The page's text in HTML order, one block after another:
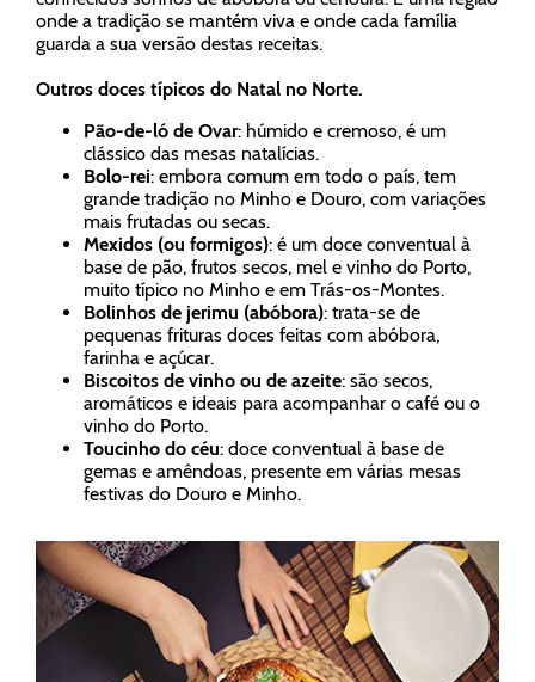
onde a tradição se mantém viva e onde cada família
guarda a sua versão destas receitas.
Outros doces típicos do Natal no Norte.
Pão-de-ló de Ovar: húmido e cremoso, é um
clássico das mesas natalícias.
Bolo-rei: embora comum em todo o país, tem
grande tradição no Minho e Douro, com variações
mais frutadas ou secas.
Mexidos (ou formigos): é um doce conventual à
base de pão, frutos secos, mel e vinho do Porto,
muito típico no Minho e em Trás-os-Montes.
Bolinhos de jerimu (abóbora): trata-se de
pequenas frituras doces feitas com abóbora,
farinha e açúcar.
Biscoitos de vinho ou de azeite: são secos,
aromáticos e ideais para acompanhar o café ou o
vinho do Porto.
Toucinho do céu: doce conventual à base de
gemas e amêndoas, presente em várias mesas
festivas do Douro e Minho.